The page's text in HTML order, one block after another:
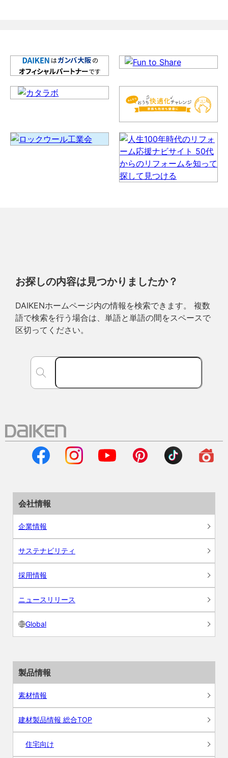
お探しの内容は見つかりましたか？
DAIKENホームページ内の情報を検索できます。 複数
語で検索を行う場合は、単語と単語の間をスペースで
区切ってください。
会社情報
企業情報
サステナビリティ
採用情報
ニュースリリース
Global
製品情報
素材情報
建材製品情報 総合TOP
住宅向け